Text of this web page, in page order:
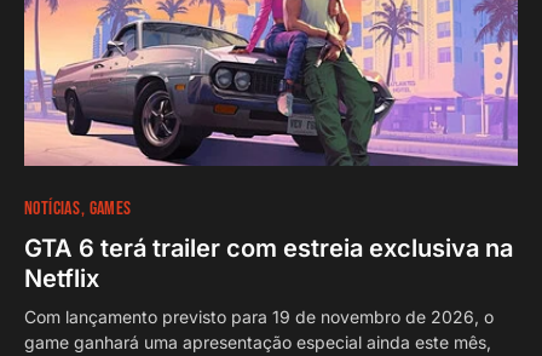
NOTÍCIAS GAMES
GTA 6 terá trailer com estreia exclusiva na
Netflix
Com lançamento previsto para 19 de novembro de 2026, o
game ganhará uma apresentação especial ainda este mês,